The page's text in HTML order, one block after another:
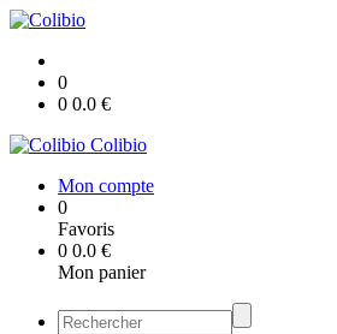
0
0 0.0 €
Colibio
Mon compte
0
Favoris
0 0.0 €
Mon panier